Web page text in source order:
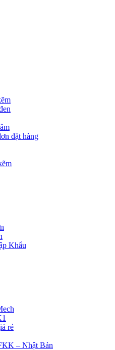
đặt hàng
Khẩu
rẻ
– Nhật Bản